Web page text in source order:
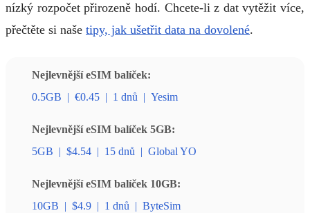
nízký rozpočet přirozeně hodí. Chcete-li z dat vytěžit více,
přečtěte si naše tipy, jak ušetřit data na dovolené.
Nejlevnější eSIM balíček:
0.5GB | €0.45 | 1 dnů | Yesim
Nejlevnější eSIM balíček 5GB:
5GB | $4.54 | 15 dnů | Global YO
Nejlevnější eSIM balíček 10GB:
10GB | $4.9 | 1 dnů | ByteSim